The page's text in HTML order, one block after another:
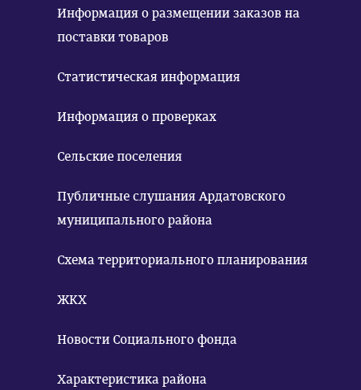
Информация о размещении заказов на
поставки товаров
Статистическая информация
Информация о проверках
Сельские поселения
Публичные слушания Ардатовского
муниципального района
Схема территориального планирования
ЖКХ
Новости Социального фонда
Характеристика района